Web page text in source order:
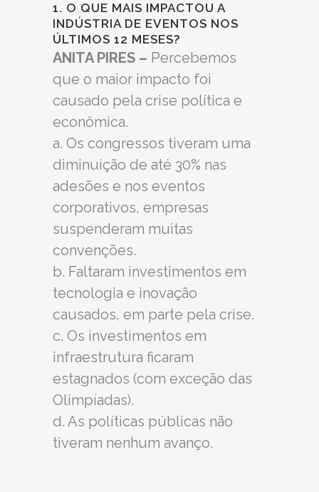
1. O QUE MAIS IMPACTOU A
INDÚSTRIA DE EVENTOS NOS
ÚLTIMOS 12 MESES?
ANITA PIRES – Percebemos
que o maior impacto foi
causado pela crise política e
econômica.
a. Os congressos tiveram uma
diminuição de até 30% nas
adesões e nos eventos
corporativos, empresas
suspenderam muitas
convenções.
b. Faltaram investimentos em
tecnologia e inovação
causados, em parte pela crise.
c. Os investimentos em
infraestrutura ficaram
estagnados (com exceção das
Olimpíadas).
d. As políticas públicas não
tiveram nenhum avanço.